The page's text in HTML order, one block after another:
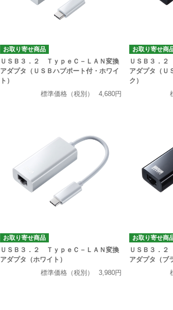
お取り寄せ商品
ＵＳＢ３．２ ＴｙｐｅＣ－ＬＡＮ変換
アダプタ（ＵＳＢハブポート付・ホワイ
ト）
標準価格（税別）
4,680円
お取り寄せ商
ＵＳＢ３．
アダプタ（Ｕ
ク）
お取り寄せ商品
ＵＳＢ３．２ ＴｙｐｅＣ－ＬＡＮ変換
アダプタ（ホワイト）
標準価格（税別）
3,980円
お取り寄せ商
ＵＳＢ３．
アダプタ（ブ